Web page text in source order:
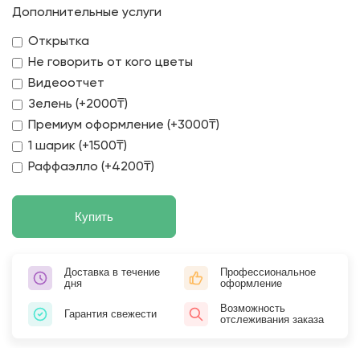
Дополнительные услуги
Открытка
Не говорить от кого цветы
Видеоотчет
Зелень (+2000₸)
Премиум оформление (+3000₸)
1 шарик (+1500₸)
Раффаэлло (+4200₸)
Купить
Доставка в течение
дня
Профессиональное
оформление
Гарантия свежести
Возможность
отслеживания заказа